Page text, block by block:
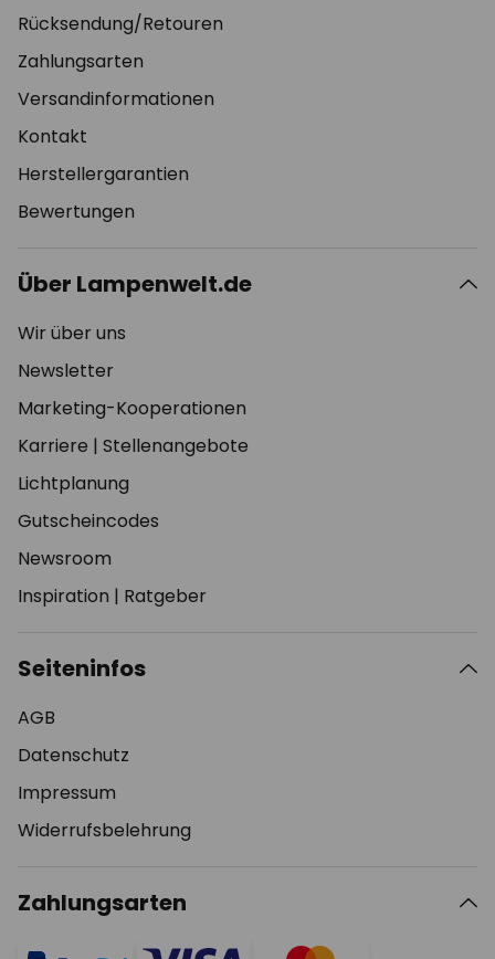
Rücksendung/Retouren
Zahlungsarten
Versandinformationen
Kontakt
Herstellergarantien
Bewertungen
Über Lampenwelt.de
Wir über uns
Newsletter
Marketing-Kooperationen
Karriere | Stellenangebote
Lichtplanung
Gutscheincodes
Newsroom
Inspiration | Ratgeber
Seiteninfos
AGB
Datenschutz
Impressum
Widerrufsbelehrung
Zahlungsarten